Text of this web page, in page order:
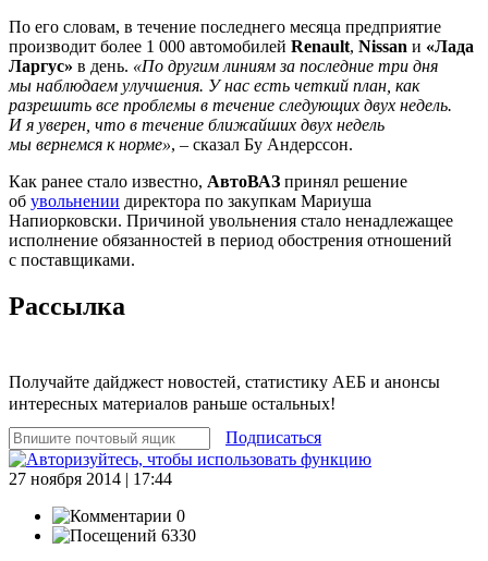
По его словам, в течение последнего месяца предприятие
производит более 1 000 автомобилей Renault, Nissan и «Лада
Ларгус» в день. «По другим линиям за последние три дня
мы наблюдаем улучшения. У нас есть четкий план, как
разрешить все проблемы в течение следующих двух недель.
И я уверен, что в течение ближайших двух недель
мы вернемся к норме», – сказал Бу Андерссон.
Как ранее стало известно, АвтоВАЗ принял решение
об увольнении директора по закупкам Мариуша
Напиорковски. Причиной увольнения стало ненадлежащее
исполнение обязанностей в период обострения отношений
с поставщиками.
Рассылка
Получайте дайджест новостей, статистику АЕБ и анонсы
интересных материалов раньше остальных!
Подписаться
27 ноября 2014 | 17:44
0
6330